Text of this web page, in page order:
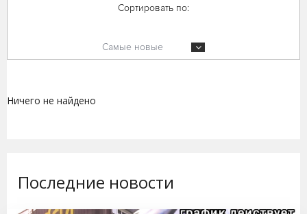
Сортировать по:
Самые новые
Ничего не найдено
Последние новости